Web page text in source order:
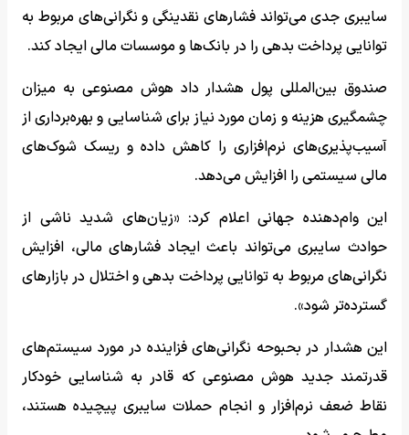
سایبری جدی می‌تواند فشارهای نقدینگی و نگرانی‌های مربوط به
توانایی پرداخت بدهی را در بانک‌ها و موسسات مالی ایجاد کند.
صندوق بین‌المللی پول هشدار داد هوش مصنوعی به میزان
چشمگیری هزینه و زمان مورد نیاز برای شناسایی و بهره‌برداری از
آسیب‌پذیری‌های نرم‌افزاری را کاهش داده و ریسک شوک‌های
مالی سیستمی را افزایش می‌دهد.
این وام‌دهنده جهانی اعلام کرد: «زیان‌های شدید ناشی از
حوادث سایبری می‌تواند باعث ایجاد فشارهای مالی، افزایش
نگرانی‌های مربوط به توانایی پرداخت بدهی و اختلال در بازارهای
گسترده‌تر شود».
این هشدار در بحبوحه نگرانی‌های فزاینده در مورد سیستم‌های
قدرتمند جدید هوش مصنوعی که قادر به شناسایی خودکار
نقاط ضعف نرم‌افزار و انجام حملات سایبری پیچیده هستند،